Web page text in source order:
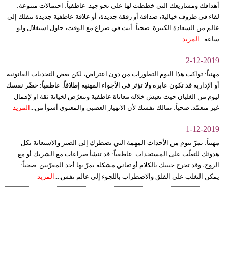
أهدافك ومشاريعك التي خططت لها على نحو جيد. عاطفياً: احتمالات متنوعة:
لقاء في ظروف خيالية، صداقة أو رفقة جديدة، أو علاقة عاطفية جديدة تنقلك إلى
عالم من السعادة الكبيرة. صحياً: أنت في صراع مع الوقت، حاول استغلال ولو
ساعة... المزيد
2-12-2019
مهنياً: تواكب هذا اليوم التطورات من دون اعتراض، لكن بعض التحديات القانونية
أو الإدارية قد تكون عابرة ولا تؤثر في الأجواء المهنية إطلاقاً. عاطفياً: حضّر نفسك
ليوم من الغليان حيث تعيش خلاله معاناة عاطفية وتتعرّض لخيانة ثقة او لإهمال
غير متعمّد. صحياً: تمالك نفسك لأن الانهيار العصبي والمعنوي أسوأ من... المزيد
1-12-2019
مهنياً: تمرّ بيوم من الأحداث المهمة التي تضطرك إلى الصبر والاستعانة بكل
هدوئك للتغلّب على المستجدات. عاطفياً: قد تنشأ صراعات مع الشريك أو مع
الزوج، وقد تجرح حبيبك بالكلام أو تعاني مشكلة يمرّ بها أحد المقرّبين. صحياً:
يمكن التغلب على القلق والاضطراب باللجوء إلى عالم نفس.... المزيد